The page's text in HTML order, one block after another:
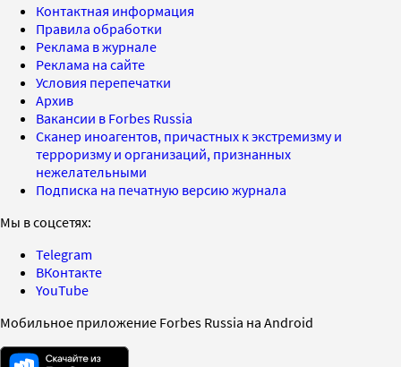
Контактная информация
Правила обработки
Реклама в журнале
Реклама на сайте
Условия перепечатки
Архив
Вакансии в Forbes Russia
Сканер иноагентов, причастных к экстремизму и
терроризму и организаций, признанных
нежелательными
Подписка на печатную версию журнала
Мы в соцсетях:
Telegram
ВКонтакте
YouTube
Мобильное приложение Forbes Russia на Android